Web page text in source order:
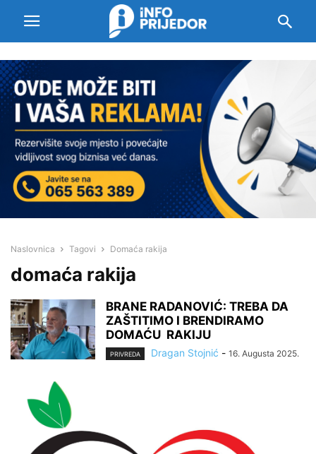
Naslovnica Tagovi Domaća rakija
domaća rakija
BRANE RADANOVIĆ: TREBA DA
ZAŠTITIMO I BRENDIRAMO
DOMAĆU RAKIJU
PRIVREDA Dragan Stojnić - 16. Augusta 2025.